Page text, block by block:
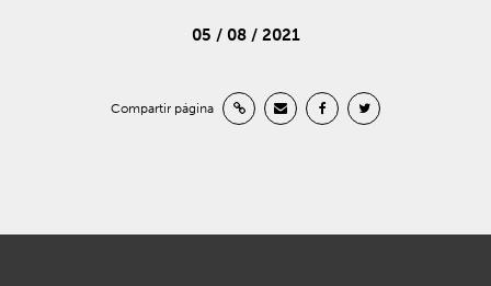
05 / 08 / 2021
Compartir página